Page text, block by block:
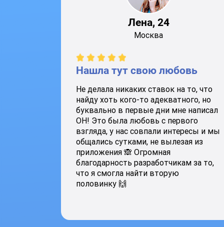
Лена, 24
Москва
Нашла тут свою любовь
Не делала никаких ставок на то, что
найду хоть кого-то адекватного, но
буквально в первые дни мне написал
ОН! Это была любовь с первого
взгляда, у нас совпали интересы и мы
общались сутками, не вылезая из
приложения 🙈 Огромная
благодарность разработчикам за то,
что я смогла найти вторую
половинку 🙌